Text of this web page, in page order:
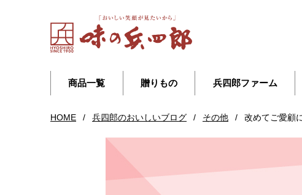
商品一覧 贈りもの 兵四郎ファーム
HOME / 兵四郎のおいしいブログ / その他 / 改めてご愛顧